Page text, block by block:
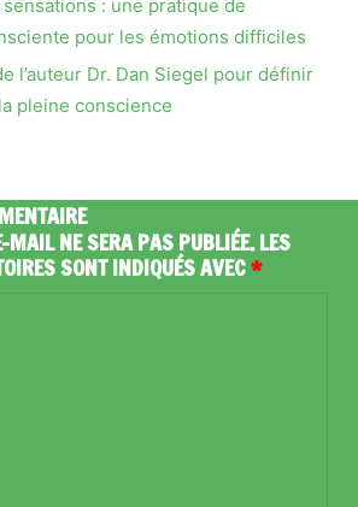
: une pratique de
pour les émotions difficiles
l’auteur Dr. Dan Siegel pour définir
pleine conscience
MAIL NE SERA PAS PUBLIÉE.LES
SONT INDIQUÉS AVEC*